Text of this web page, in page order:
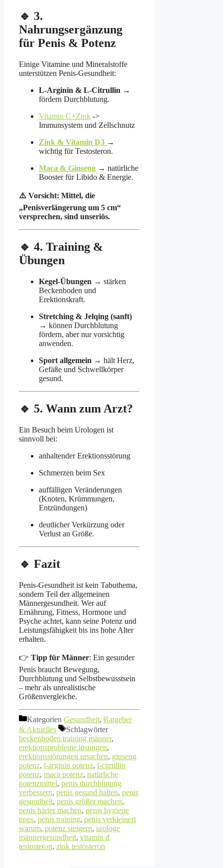
🔹 3.
Nahrungsergänzung
für Penis & Potenz
Einige Vitamine und Mineralstoffe
unterstützen Penis-Gesundheit:
L-Arginin & L-Citrullin →
fördern Durchblutung.
Vitamin C+Zink ->
Immunsystem und Zellschnutz
Zink & Vitamin D3 →
wichtig für Testosteron.
Maca & Ginseng → natürliche
Booster für Libido & Energie.
⚠️ Vorsicht: Mittel, die
„Penisverlängerung um 5 cm“
versprechen, sind unseriös.
🔹 4. Training &
Übungen
Kegel-Übungen → stärken
Beckenboden und
Erektionskraft.
Stretching & Jelqing (sanft)
→ können Durchblutung
fördern, aber nur vorsichtig
anwenden.
Sport allgemein → hält Herz,
Gefäße und Schwellkörper
gesund.
🔹 5. Wann zum Arzt?
Ein Besuch beim Urologen ist
sinnvoll bei:
anhaltender Erektionsstörung
Schmerzen beim Sex
auffälligen Veränderungen
(Knoten, Krümmungen,
Entzündungen)
deutlicher Verkürzung oder
Verlust an Größe.
🔹 Fazit
Penis-Gesundheit ist kein Tabuthema,
sondern Teil der allgemeinen
Männergesundheit. Wer auf
Ernährung, Fitness, Hormone und
Psyche achtet, kann seine Potenz und
Leistungsfähigkeit bis ins hohe Alter
erhalten.
👉 Tipp für Männer: Ein gesunder
Penis braucht Bewegung,
Durchblutung und Selbstbewusstsein
– mehr als unrealistische
Größenvergleiche.
Kategorien Gesundheit, Ratgeber
& Aktuelles
Schlagwörter
beckenboden training männer,
erektionsprobleme lösungen,
erektionsstörungen ursachen, ginseng
potenz, l-arginin potenz, l-citrullin
potenz, maca potenz, natürliche
potenzmittel, penis durchblutung
verbessern, penis gesund halten, penis
gesundheit, penis größer machen,
penis härter machen, penis hygiene
tipps, penis training, penis verkleinert
warum, potenz steigern, urologe
männergesundheit, vitamin d
testosteron, zink testosteron